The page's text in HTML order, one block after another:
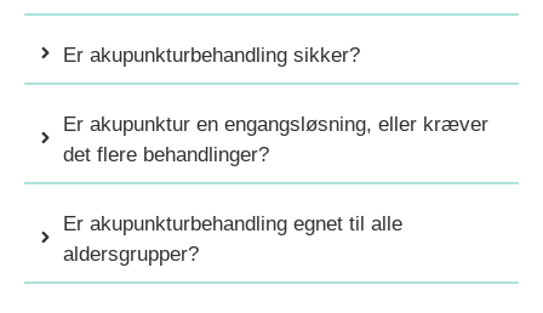
Er akupunkturbehandling sikker?
Er akupunktur en engangsløsning, eller kræver
det flere behandlinger?
Er akupunkturbehandling egnet til alle
aldersgrupper?